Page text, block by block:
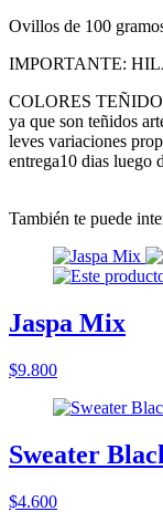
Ovillos de 100
IMPORTANTE:
COLORES
ya que son teñidos
leves variaciones
entrega10 dias luego
También te puede
Jaspa Mix
$9.800
Sweater
$4.600